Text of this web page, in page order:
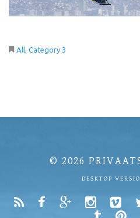
All Category 3
© 2026
DESKTOP